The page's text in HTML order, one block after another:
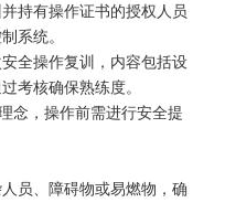
持有操作证书的授权人员
系统。
全操作复训，内容包括设
考核确保熟练度。
念，操作前需进行安全提
员、障碍物或易燃物，确